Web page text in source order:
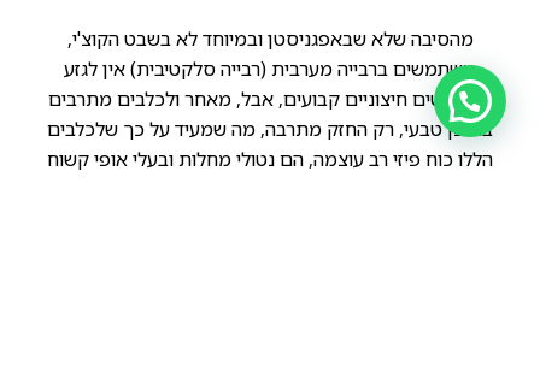
מהסיבה שלא שבאפגניסטן ובמיוחד לא בשבט הקוצ'י,
משתמשים ברבייה מערבית (רבייה סלקטיבית) אין לגזע
סטנדרטים חיצוניים קבועים, אבל, מאחר ולכלבים מתרבים
באופן טבעי, רק החזק מתרבה, מה שמעיד על כך שלכלבים
הללו כוח פיזי רב עוצמה, הם נטולי מחלות ובעלי אופי קשוח